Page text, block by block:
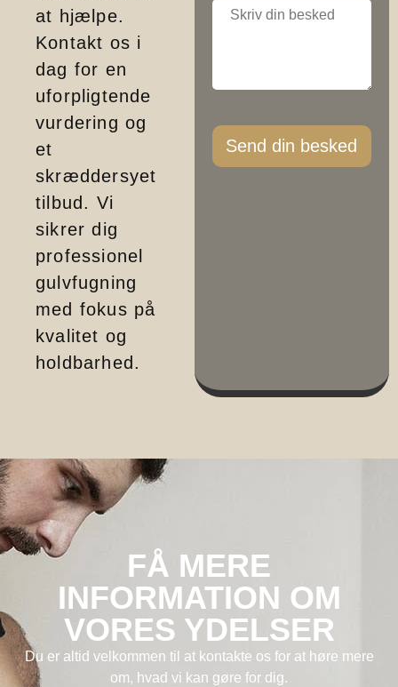
at hjælpe.
Kontakt os i
dag for en
uforpligtende
vurdering og
et
skræddersyet
tilbud. Vi
sikrer dig
professionel
gulvfugning
med fokus på
kvalitet og
holdbarhed.
Send din besked
FÅ MERE
INFORMATION OM
VORES YDELSER
Du er altid velkommen til at kontakte os for at høre mere
om, hvad vi kan gøre for dig.